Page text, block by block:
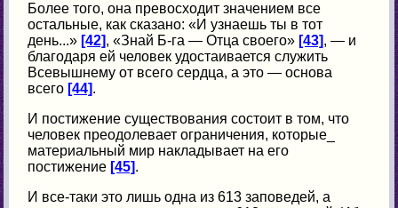
Более того, она превосходит значением все
остальные, как сказано: «И узнаешь ты в тот
день...» [42], «Знай Б-га — Отца своего» [43], — и
благодаря ей человек удостаивается служить
Всевышнему от всего сердца, а это — основа
всего [44].
И постижение существования состоит в том, что
человек преодолевает ограничения, которые_
материальный мир накладывает на его
постижение [45].
И все-таки это лишь одна из 613 заповедей, а